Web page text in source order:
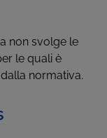
non svolge le
le quali è
normativa.